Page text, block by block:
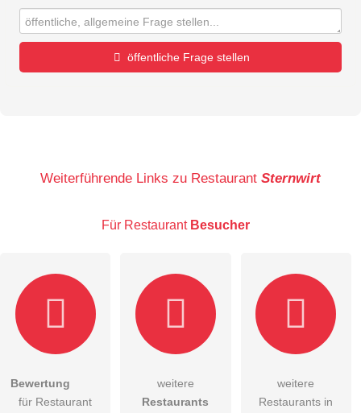
öffentliche Frage stellen
E-Mail-Adresse (wird nicht veröffentlicht)
Hiermit akzeptiere ich dieAGB
Weiterführende Links zu Restaurant Sternwirt
Für Restaurant Besucher
Bewertung
für Restaurant
weitere
Restaurants
weitere
Restaurants in